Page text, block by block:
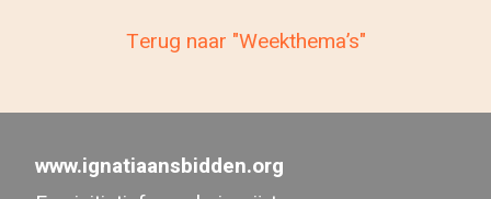
Terug naar "Weekthema’s"
www.ignatiaansbidden.org